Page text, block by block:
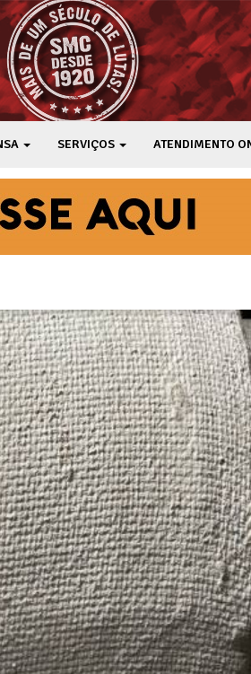
SERVIÇOS ATENDIMENTO